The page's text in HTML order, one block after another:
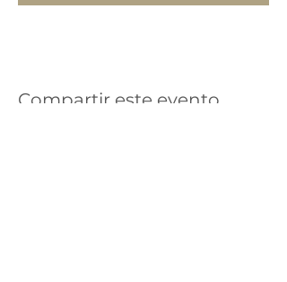
Compartir este evento